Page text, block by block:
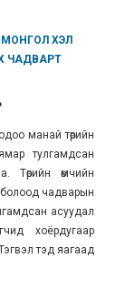
ХЭЛ
ЧАДВАРТ
манай төрийн
тулгамдсан
Төрийн өмчийн
болоод чадварын
асуудал
хоёрдугаар
тэд яагаад